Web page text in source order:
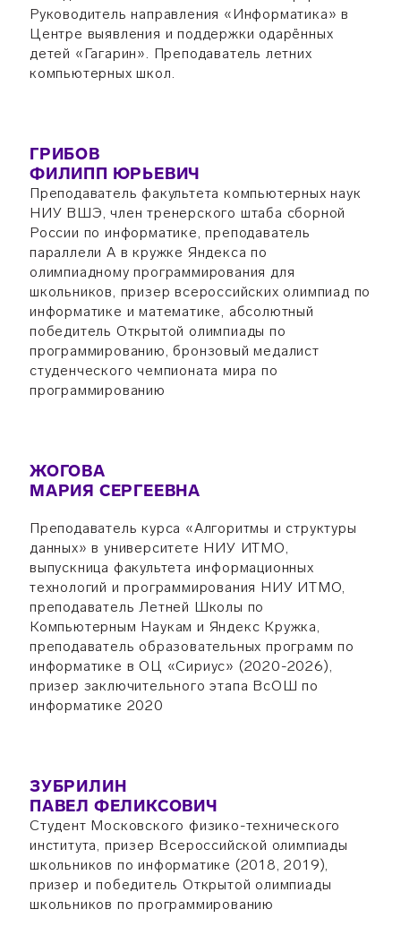
Руководитель направления «Информатика» в
Центре выявления и поддержки одарённых
детей «Гагарин». Преподаватель летних
компьютерных школ.
ГРИБОВ
ФИЛИПП ЮРЬЕВИЧ
Преподаватель факультета компьютерных наук
НИУ ВШЭ, член тренерского штаба сборной
России по информатике, преподаватель
параллели А в кружке Яндекса по
олимпиадному программирования для
школьников, призер всероссийских олимпиад по
информатике и математике, абсолютный
победитель Открытой олимпиады по
программированию, бронзовый медалист
студенческого чемпионата мира по
программированию
ЖОГОВА
МАРИЯ СЕРГЕЕВНА
Преподаватель курса «Алгоритмы и структуры
данных» в университете НИУ ИТМО,
выпускница факультета информационных
технологий и программирования НИУ ИТМО,
преподаватель Летней Школы по
Компьютерным Наукам и Яндекс Кружка,
преподаватель образовательных программ по
информатике в ОЦ «Сириус» (2020-2026),
призер заключительного этапа ВсОШ по
информатике 2020
ЗУБРИЛИН
ПАВЕЛ ФЕЛИКСОВИЧ
Студент Московского физико-технического
института, призер Всероссийской олимпиады
школьников по информатике (2018, 2019),
призер и победитель Открытой олимпиады
школьников по программированию